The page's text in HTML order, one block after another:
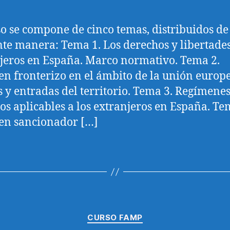
se compone de cinco temas, distribuidos
manera: Tema 1. Los derechos y
en España. Marco normativo. Tema 2.
fronterizo en el ámbito de la unión
y entradas del territorio. Tema 3. Regímenes
aplicables a los extranjeros en España.
sancionador […]
Categorías
CURSO FAMP